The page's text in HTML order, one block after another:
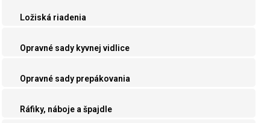
Ložiská riadenia
Opravné sady kyvnej vidlice
Opravné sady prepákovania
Ráfiky, náboje a špajdle